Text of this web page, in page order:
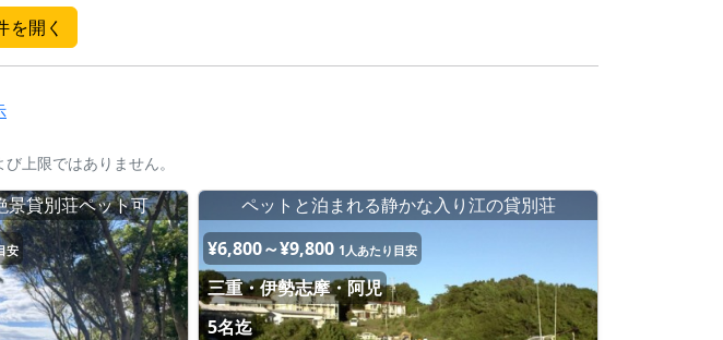
を開く
上限ではありません。
景貸別荘ペット可
安
ペットと泊まれる静かな入り江の貸別荘
¥6,800～¥9,800 1人あたり目安
三重・伊勢志摩・阿児
5名迄